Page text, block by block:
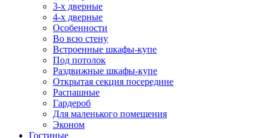
3-х дверные
4-х дверные
Особенности
Во всю стену
Встроенные шкафы-купе
Под потолок
Раздвижные шкафы-купе
Открытая секция посередине
Распашные
Гардероб
Для маленького помещения
Эконом
Гостиные